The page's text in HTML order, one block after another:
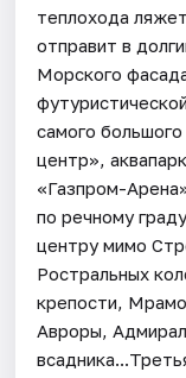
теплохода
отправит в
Морского
самого
центр»,
«Газпром-
по речному
центру мимо
Ростральных
крепости,
Авроры,